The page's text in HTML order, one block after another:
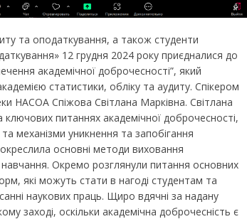
та оподаткування, а також студенти
12 грудня 2024 року приєдналися до
академічної доброчесності”, який
статистики, обліку та аудиту. Спікером
НАСОА Спіжова Світлана Марківна. Світлана
ключових питаннях академічної доброчесності,
механізми уникнення та запобігання
основні методи виховання
Окремо розглянули питання основних
які можуть стати в нагоді студентам та
наукових праць. Щиро вдячні за надану
заході, оскільки академічна доброчесність є